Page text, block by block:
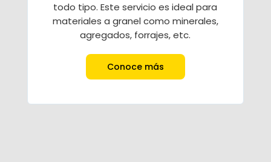
todo tipo. Este servicio es ideal para
materiales a granel como minerales,
agregados, forrajes, etc.
Conoce más